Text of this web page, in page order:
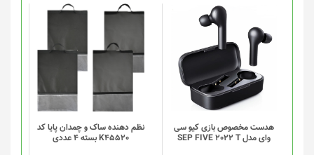
هدست مخصوص بازی کیو سی
وای مدل SEP FIVE 2022 T
این
دارای
انواع
مختلفی
می
باشد.
گزینه
ها
نظم دهنده ساک و چمدان پایا کد
K45520 بسته 4 عددی
دارای
انواع
می
باشد.
گزینه
ها